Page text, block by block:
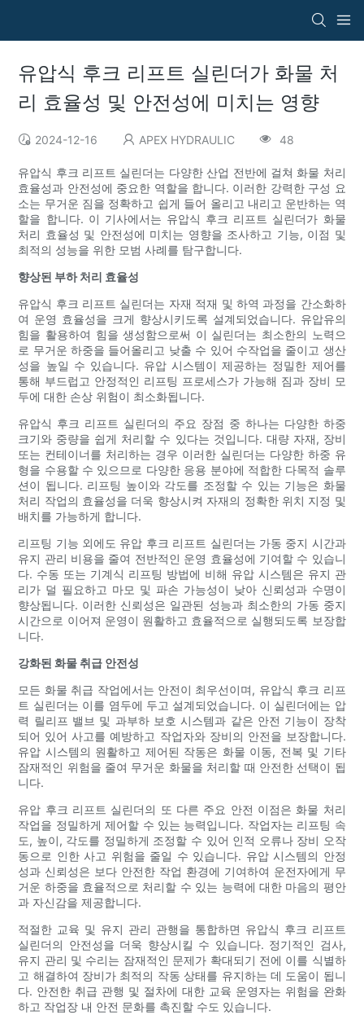
유압식 후크 리프트 실린더가 화물 처
리 효율성 및 안전성에 미치는 영향
2024-12-16 APEX HYDRAULIC 48
유압식 후크 리프트 실린더는 다양한 산업 전반에 걸쳐 화물 처리
효율성과 안전성에 중요한 역할을 합니다. 이러한 강력한 구성 요
소는 무거운 짐을 정확하고 쉽게 들어 올리고 내리고 운반하는 역
할을 합니다. 이 기사에서는 유압식 후크 리프트 실린더가 화물
처리 효율성 및 안전성에 미치는 영향을 조사하고 기능, 이점 및
최적의 성능을 위한 모범 사례를 탐구합니다.
향상된 부하 처리 효율성
유압식 후크 리프트 실린더는 자재 적재 및 하역 과정을 간소화하
여 운영 효율성을 크게 향상시키도록 설계되었습니다. 유압유의
힘을 활용하여 힘을 생성함으로써 이 실린더는 최소한의 노력으
로 무거운 하중을 들어올리고 낮출 수 있어 수작업을 줄이고 생산
성을 높일 수 있습니다. 유압 시스템이 제공하는 정밀한 제어를
통해 부드럽고 안정적인 리프팅 프로세스가 가능해 짐과 장비 모
두에 대한 손상 위험이 최소화됩니다.
유압식 후크 리프트 실린더의 주요 장점 중 하나는 다양한 하중
크기와 중량을 쉽게 처리할 수 있다는 것입니다. 대량 자재, 장비
또는 컨테이너를 처리하는 경우 이러한 실린더는 다양한 하중 유
형을 수용할 수 있으므로 다양한 응용 분야에 적합한 다목적 솔루
션이 됩니다. 리프팅 높이와 각도를 조정할 수 있는 기능은 화물
처리 작업의 효율성을 더욱 향상시켜 자재의 정확한 위치 지정 및
배치를 가능하게 합니다.
리프팅 기능 외에도 유압 후크 리프트 실린더는 가동 중지 시간과
유지 관리 비용을 줄여 전반적인 운영 효율성에 기여할 수 있습니
다. 수동 또는 기계식 리프팅 방법에 비해 유압 시스템은 유지 관
리가 덜 필요하고 마모 및 파손 가능성이 낮아 신뢰성과 수명이
향상됩니다. 이러한 신뢰성은 일관된 성능과 최소한의 가동 중지
시간으로 이어져 운영이 원활하고 효율적으로 실행되도록 보장합
니다.
강화된 화물 취급 안전성
모든 화물 취급 작업에서는 안전이 최우선이며, 유압식 후크 리프
트 실린더는 이를 염두에 두고 설계되었습니다. 이 실린더에는 압
력 릴리프 밸브 및 과부하 보호 시스템과 같은 안전 기능이 장착
되어 있어 사고를 예방하고 작업자와 장비의 안전을 보장합니다.
유압 시스템의 원활하고 제어된 작동은 화물 이동, 전복 및 기타
잠재적인 위험을 줄여 무거운 화물을 처리할 때 안전한 선택이 됩
니다.
유압 후크 리프트 실린더의 또 다른 주요 안전 이점은 화물 처리
작업을 정밀하게 제어할 수 있는 능력입니다. 작업자는 리프팅 속
도, 높이, 각도를 정밀하게 조정할 수 있어 인적 오류나 장비 오작
동으로 인한 사고 위험을 줄일 수 있습니다. 유압 시스템의 안정
성과 신뢰성은 보다 안전한 작업 환경에 기여하여 운전자에게 무
거운 하중을 효율적으로 처리할 수 있는 능력에 대한 마음의 평안
과 자신감을 제공합니다.
적절한 교육 및 유지 관리 관행을 통합하면 유압식 후크 리프트
실린더의 안전성을 더욱 향상시킬 수 있습니다. 정기적인 검사,
유지 관리 및 수리는 잠재적인 문제가 확대되기 전에 이를 식별하
고 해결하여 장비가 최적의 작동 상태를 유지하는 데 도움이 됩니
다. 안전한 취급 관행 및 절차에 대한 교육 운영자는 위험을 완화
하고 작업장 내 안전 문화를 촉진할 수도 있습니다.